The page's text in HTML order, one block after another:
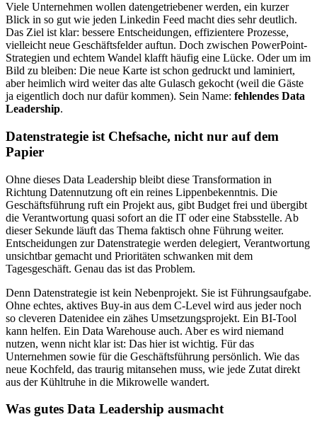
Viele Unternehmen wollen datengetriebener werden, ein kurzer
Blick in so gut wie jeden Linkedin Feed macht dies sehr deutlich.
Das Ziel ist klar: bessere Entscheidungen, effizientere Prozesse,
vielleicht neue Geschäftsfelder auftun. Doch zwischen PowerPoint-
Strategien und echtem Wandel klafft häufig eine Lücke. Oder um im
Bild zu bleiben: Die neue Karte ist schon gedruckt und laminiert,
aber heimlich wird weiter das alte Gulasch gekocht (weil die Gäste
ja eigentlich doch nur dafür kommen). Sein Name: fehlendes Data
Leadership.
Datenstrategie ist Chefsache, nicht nur auf dem
Papier
Ohne dieses Data Leadership bleibt diese Transformation in
Richtung Datennutzung oft ein reines Lippenbekenntnis. Die
Geschäftsführung ruft ein Projekt aus, gibt Budget frei und übergibt
die Verantwortung quasi sofort an die IT oder eine Stabsstelle. Ab
dieser Sekunde läuft das Thema faktisch ohne Führung weiter.
Entscheidungen zur Datenstrategie werden delegiert, Verantwortung
unsichtbar gemacht und Prioritäten schwanken mit dem
Tagesgeschäft. Genau das ist das Problem.
Denn Datenstrategie ist kein Nebenprojekt. Sie ist Führungsaufgabe.
Ohne echtes, aktives Buy-in aus dem C-Level wird aus jeder noch
so cleveren Datenidee ein zähes Umsetzungsprojekt. Ein BI-Tool
kann helfen. Ein Data Warehouse auch. Aber es wird niemand
nutzen, wenn nicht klar ist: Das hier ist wichtig. Für das
Unternehmen sowie für die Geschäftsführung persönlich. Wie das
neue Kochfeld, das traurig mitansehen muss, wie jede Zutat direkt
aus der Kühltruhe in die Mikrowelle wandert.
Was gutes Data Leadership ausmacht